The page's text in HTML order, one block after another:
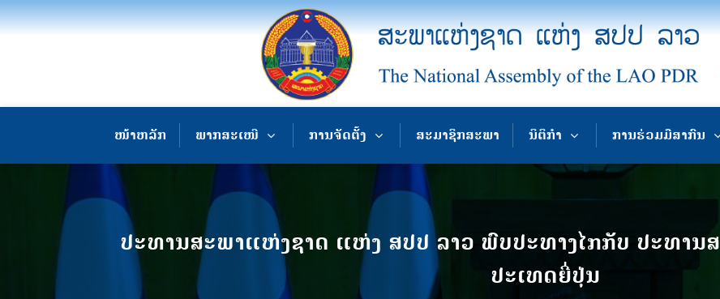
ໜ້າຫລັກ ພາກສະເໜີ ການຈັດຕັ້ງ ສະມາຊິກສະພາ ນິຕິກຳ ການຮ່ວມມືສາກົນ
ປະທານສະພາແຫ່ງຊາດ ແຫ່ງ ສປປ ລາວ ພົບປະທາງໄກກັບ ປະທາ
ປະເທດຍີ່ປຸ່ນ